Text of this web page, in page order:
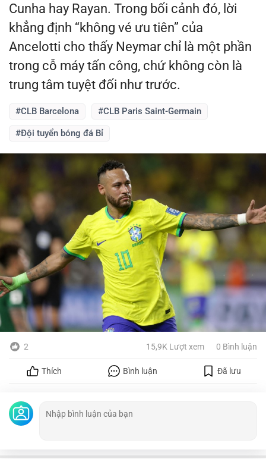
Cunha hay Rayan. Trong bối cảnh đó, lời
khẳng định “không vé ưu tiên” của
Ancelotti cho thấy Neymar chỉ là một phần
trong cỗ máy tấn công, chứ không còn là
trung tâm tuyệt đối như trước.
#CLB Barcelona #CLB Paris Saint-Germain
#Đội tuyển bóng đá Bỉ
2 15,9K Lượt xem 0 Bình luận
Thích Bình luận Đã lưu